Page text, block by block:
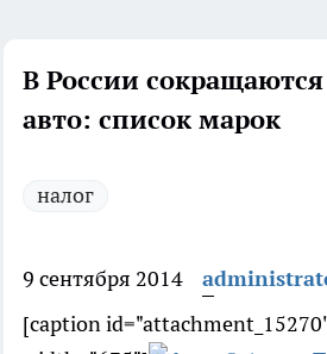
В России
авто: список марок
налог
9 сентября 2014
[caption